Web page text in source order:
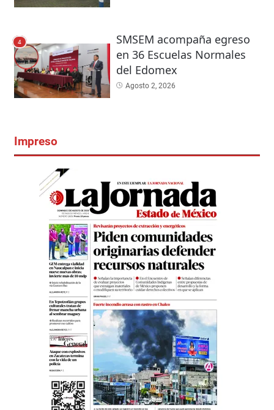
4
SMSEM acompaña egreso
en 36 Escuelas Normales
del Edomex
Agosto 2, 2026
Impreso